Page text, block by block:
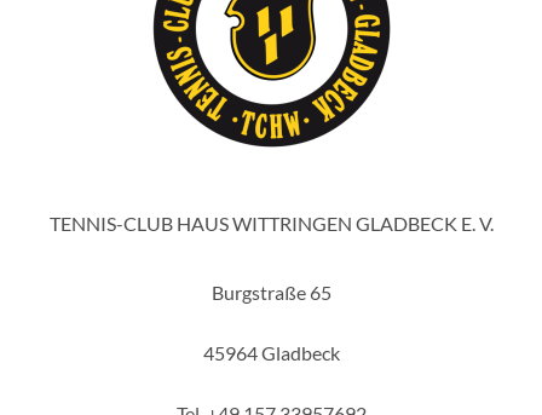
TENNIS-CLUB HAUS WITTRINGEN GLADBECK E. V.
Burgstraße 65
45964 Gladbeck